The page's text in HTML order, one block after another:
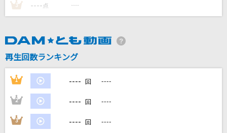
もう少しだけ
コブクロ
カラオケ最新情報をチェック！
3 ---- 点 ----
再生回数ランキング
1 ---- 回 ----
2 ---- 回 ----
3 ---- 回 ----